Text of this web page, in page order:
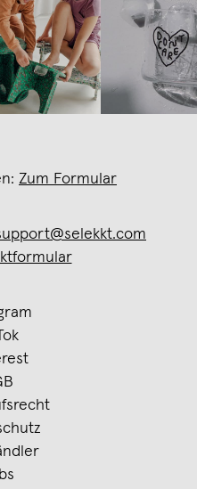
Zum Formular